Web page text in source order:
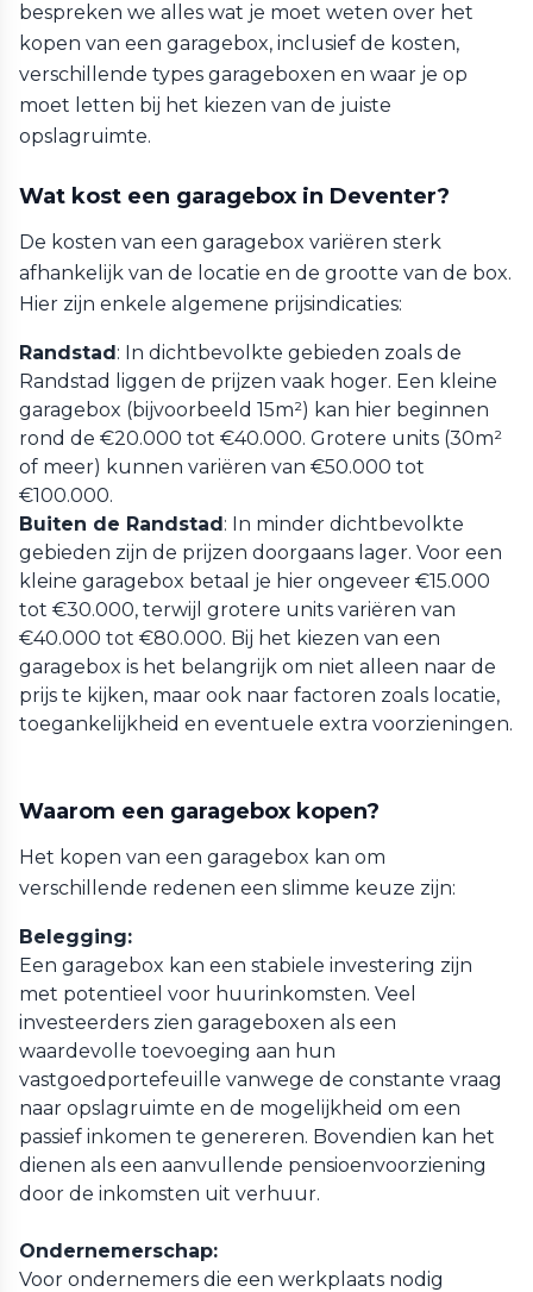
bespreken we alles wat je moet weten over het
kopen van een garagebox, inclusief de kosten,
verschillende types garageboxen en waar je op
moet letten bij het kiezen van de juiste
opslagruimte.
Wat kost een garagebox in Deventer?
De kosten van een garagebox variëren sterk
afhankelijk van de locatie en de grootte van de box.
Hier zijn enkele algemene prijsindicaties:
Randstad: In dichtbevolkte gebieden zoals de
Randstad liggen de prijzen vaak hoger. Een kleine
garagebox (bijvoorbeeld 15m²) kan hier beginnen
rond de €20.000 tot €40.000. Grotere units (30m²
of meer) kunnen variëren van €50.000 tot
€100.000.
Buiten de Randstad: In minder dichtbevolkte
gebieden zijn de prijzen doorgaans lager. Voor een
kleine garagebox betaal je hier ongeveer €15.000
tot €30.000, terwijl grotere units variëren van
€40.000 tot €80.000. Bij het kiezen van een
garagebox is het belangrijk om niet alleen naar de
prijs te kijken, maar ook naar factoren zoals locatie,
toegankelijkheid en eventuele extra voorzieningen.
Waarom een garagebox kopen?
Het kopen van een garagebox kan om
verschillende redenen een slimme keuze zijn:
Belegging:
Een garagebox kan een stabiele investering zijn
met potentieel voor huurinkomsten. Veel
investeerders zien garageboxen als een
waardevolle toevoeging aan hun
vastgoedportefeuille vanwege de constante vraag
naar opslagruimte en de mogelijkheid om een
passief inkomen te genereren. Bovendien kan het
dienen als een aanvullende pensioenvoorziening
door de inkomsten uit verhuur.
Ondernemerschap:
Voor ondernemers die een werkplaats nodig